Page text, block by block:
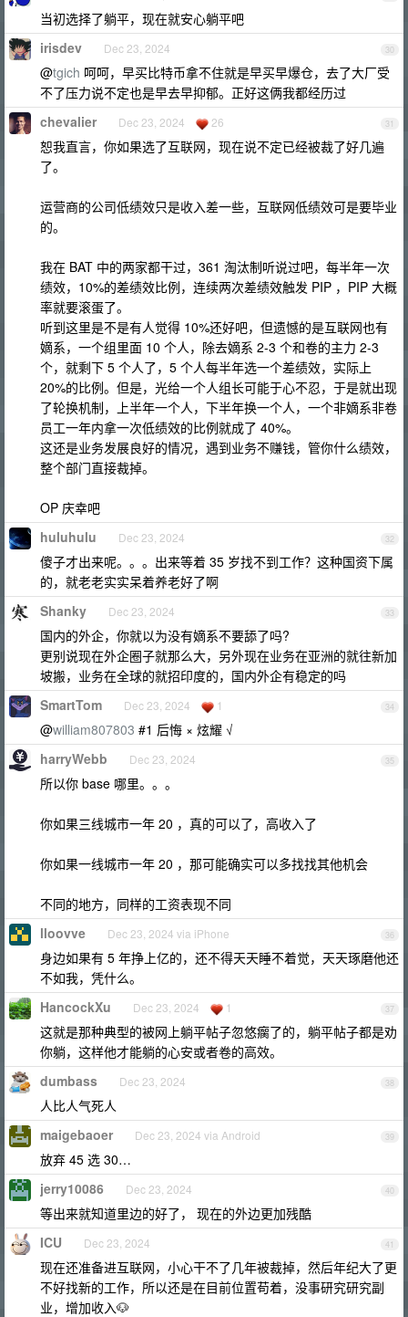
当初选择了躺平，现在就安心躺平吧
30
irisdev Dec 23, 2024
@tgich 呵呵，早买比特币拿不住就是早买早爆仓，去了大厂受
不了压力说不定也是早去早抑郁。正好这俩我都经历过
31
chevalier Dec 23, 2024 26
恕我直言，你如果选了互联网，现在说不定已经被裁了好几遍
了。
运营商的公司低绩效只是收入差一些，互联网低绩效可是要毕业
的。
我在 BAT 中的两家都干过，361 淘汰制听说过吧，每半年一次
绩效，10%的差绩效比例，连续两次差绩效触发 PIP ，PIP 大概
率就要滚蛋了。
听到这里是不是有人觉得 10%还好吧，但遗憾的是互联网也有
嫡系，一个组里面 10 个人，除去嫡系 2-3 个和卷的主力 2-3
个，就剩下 5 个人了，5 个人每半年选一个差绩效，实际上
20%的比例。但是，光给一个人组长可能于心不忍，于是就出现
了轮换机制，上半年一个人，下半年换一个人，一个非嫡系非卷
员工一年内拿一次低绩效的比例就成了 40%。
这还是业务发展良好的情况，遇到业务不赚钱，管你什么绩效，
整个部门直接裁掉。
OP 庆幸吧
32
huluhulu Dec 23, 2024
傻子才出来呢。。。出来等着 35 岁找不到工作？这种国资下属
的，就老老实实呆着养老好了啊
33
Shanky Dec 23, 2024
国内的外企，你就以为没有嫡系不要舔了吗?
更别说现在外企圈子就那么大，另外现在业务在亚洲的就往新加
坡搬，业务在全球的就招印度的，国内外企有稳定的吗
34
SmartTom Dec 23, 2024 1
@william807803 #1 后悔 × 炫耀 √
35
harryWebb Dec 23, 2024
所以你 base 哪里。。。
你如果三线城市一年 20 ，真的可以了，高收入了
你如果一线城市一年 20 ，那可能确实可以多找找其他机会
不同的地方，同样的工资表现不同
36
lloovve Dec 23, 2024 via iPhone
身边如果有 5 年挣上亿的，还不得天天睡不着觉，天天琢磨他还
不如我，凭什么。
37
HancockXu Dec 23, 2024 1
这就是那种典型的被网上躺平帖子忽悠瘸了的，躺平帖子都是劝
你躺，这样他才能躺的心安或者卷的高效。
38
dumbass Dec 23, 2024
人比人气死人
39
maigebaoer Dec 23, 2024 via Android
放弃 45 选 30…
40
jerry10086 Dec 23, 2024
等出来就知道里边的好了， 现在的外边更加残酷
41
ICU Dec 23, 2024
现在还准备进互联网，小心干不了几年被裁掉，然后年纪大了更
不好找新的工作，所以还是在目前位置苟着，没事研究研究副
业，增加收入🐶